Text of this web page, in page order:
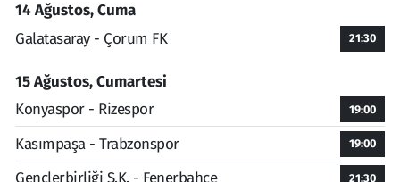
14 Ağustos, Cuma
Galatasaray - Çorum FK
21:30
15 Ağustos, Cumartesi
Konyaspor - Rizespor
19:00
Kasımpaşa - Trabzonspor 19:00
Gençlerbirliği S.K. - Fenerbahçe 21:30